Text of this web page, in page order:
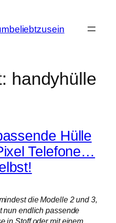
handyhülle
Hülle
Telefone…
die Modelle 2 und 3,
nun endlich passende